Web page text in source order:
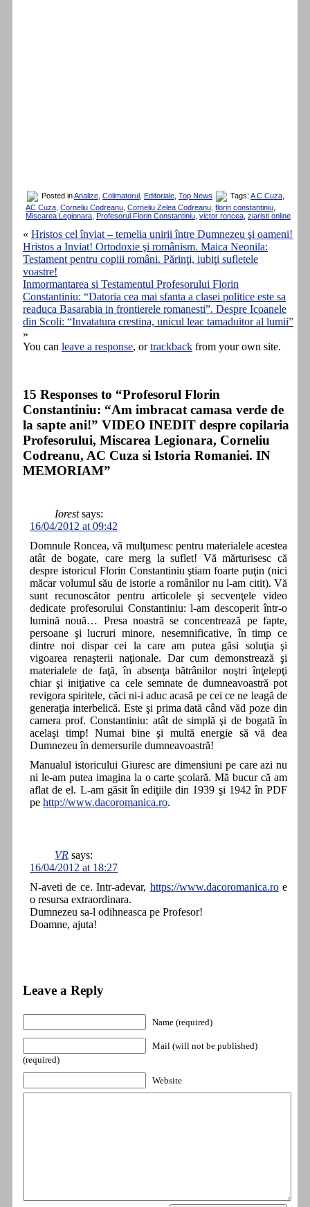
Posted inAnalize Colimatorul Editoriale Top News Tags: A C Cuza
AC Cuza Corneliu Codreanu Corneliu Zelea Codreanu florin constantiniu
Miscarea Legionara
Profesorul Florin Constantiniu victor roncea ziaristi online
« Hristos cel înviat – temelia unirii între Dumnezeu şi oameni!
Hristos a Inviat! Ortodoxie şi românism. Maica Neonila:
Testament pentru copiii români. Părinţi, iubiţi sufletele
voastre!
Inmormantarea si Testamentul Profesorului Florin
Constantiniu: “Datoria cea mai sfanta a clasei politice este sa
readuca Basarabia in frontierele romanesti”. Despre Icoanele
din Scoli: “Invatatura crestina, unicul leac tamaduitor al lumii”
»
You can leave a response, ortrackback from your own site.
15 Responses to “Profesorul Florin
Constantiniu: “Am imbracat camasa verde de
la sapte ani!” VIDEO INEDIT despre copilaria
Profesorului, Miscarea Legionara, Corneliu
Codreanu, AC Cuza si Istoria Romaniei. IN
MEMORIAM”
Iorest says:
16/04/2012 at 09:42
Domnule Roncea, vă mulţumesc pentru materialele acestea
atât de bogate, care merg la suflet! Vă mărturisesc că
despre istoricul Florin Constantiniu ştiam foarte puţin (nici
măcar volumul său de istorie a românilor nu l-am citit). Vă
sunt recunoscător pentru articolele şi secvenţele video
dedicate profesorului Constantiniu: l-am descoperit într-o
lumină nouă… Presa noastră se concentrează pe fapte,
persoane şi lucruri minore, nesemnificative, în timp ce
dintre noi dispar cei la care am putea găsi soluţia şi
vigoarea renaşterii naţionale. Dar cum demonstrează şi
materialele de faţă, în absenţa bătrânilor noştri înţelepţi
chiar şi iniţiative ca cele semnate de dumneavoastră pot
revigora spiritele, căci ni-i aduc acasă pe cei ce ne leagă de
generaţia interbelică. Este şi prima dată când văd poze din
camera prof. Constantiniu: atât de simplă şi de bogată în
acelaşi timp! Numai bine şi multă energie să vă dea
Dumnezeu în demersurile dumneavoastră!
Manualul istoricului Giuresc are dimensiuni pe care azi nu
ni le-am putea imagina la o carte şcolară. Mă bucur că am
aflat de el. L-am găsit în ediţiile din 1939 şi 1942 în PDF
pe http://www.dacoromanica.ro.
VR says:
16/04/2012 at 18:27
N-aveti de ce. Intr-adevar, https://www.dacoromanica.roe
o resursa extraordinara.
Dumnezeu sa-l odihneasca pe Profesor!
Doamne, ajuta!
Leave a Reply
Name (required)
Mail (will not be published)
(required)
Website